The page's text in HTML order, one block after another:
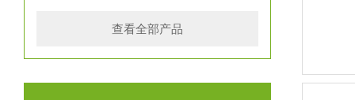
查看全部产品